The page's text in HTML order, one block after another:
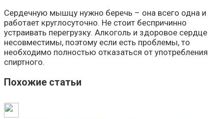
Сердечную мышцу нужно беречь – она всего одна и
работает круглосуточно. Не стоит беспричинно
устраивать перегрузку. Алкоголь и здоровое сердце
несовместимы, поэтому если есть проблемы, то
необходимо полностью отказаться от употребления
спиртного.
Похожие статьи